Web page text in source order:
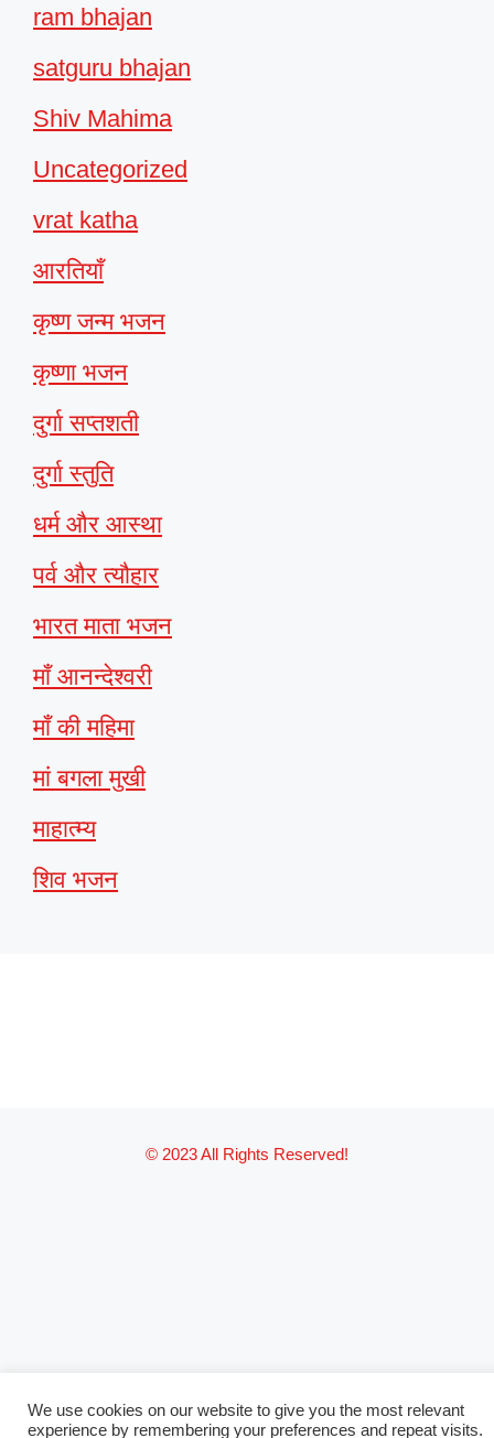
ram bhajan
satguru bhajan
Shiv Mahima
Uncategorized
vrat katha
आरतियाँ
कृष्ण जन्म भजन
कृष्णा भजन
दुर्गा सप्तशती
दुर्गा स्तुति
धर्म और आस्था
पर्व और त्यौहार
भारत माता भजन
माँ आनन्देश्वरी
माँ की महिमा
मां बगला मुखी
माहात्म्य
शिव भजन
© 2023 All Rights Reserved!
We use cookies on our website to give you the most relevant
experience by remembering your preferences and repeat visits.